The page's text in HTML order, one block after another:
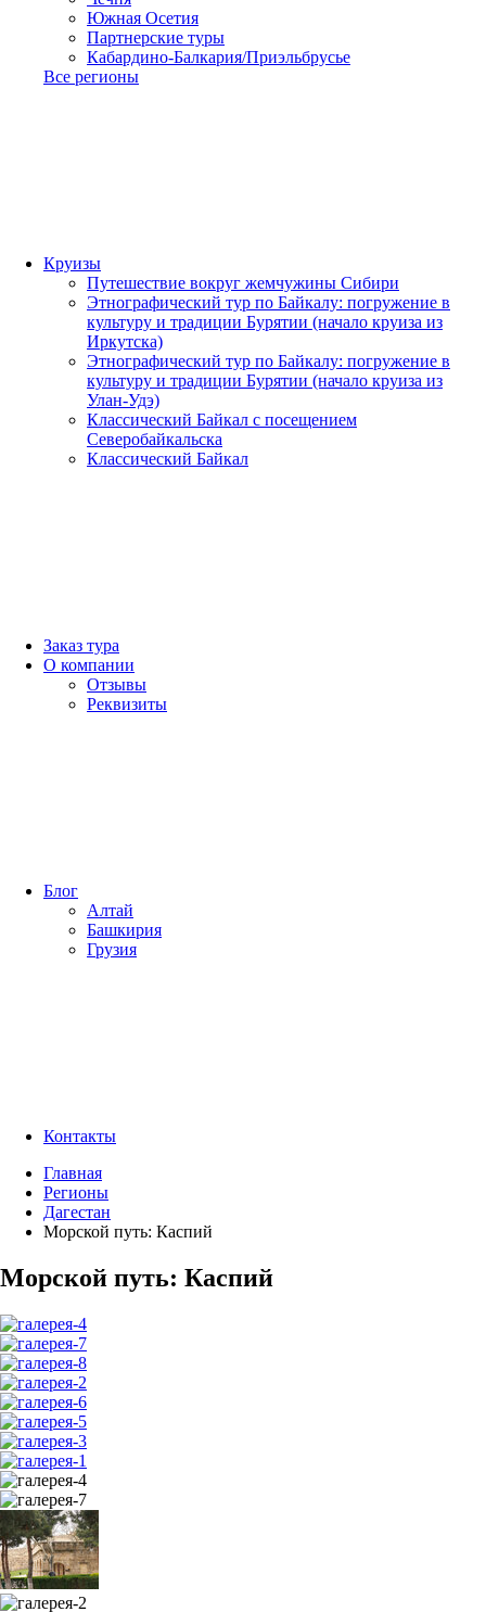
Южная Осетия
Партнерские туры
Кабардино-Балкария/Приэльбрусье
Все регионы
Круизы
Путешествие вокруг жемчужины Сибири
Этнографический тур по Байкалу: погружение в
культуру и традиции Бурятии (начало круиза из
Иркутска)
Этнографический тур по Байкалу: погружение в
культуру и традиции Бурятии (начало круиза из
Улан-Удэ)
Классический Байкал с посещением
Северобайкальска
Классический Байкал
Заказ тура
О компании
Отзывы
Реквизиты
Блог
Алтай
Башкирия
Грузия
Контакты
Главная
Регионы
Дагестан
Морской путь: Каспий
Морской путь: Каспий